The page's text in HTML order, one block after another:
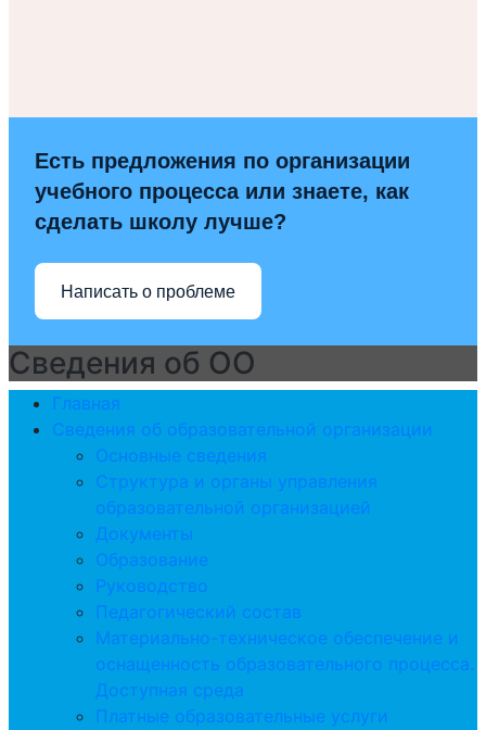
Есть предложения по организации
учебного процесса или знаете, как
сделать школу лучше?
Написать о проблеме
Сведения об ОО
Главная
Сведения об образовательной организации
Основные сведения
Структура и органы управления
образовательной организацией
Документы
Образование
Руководство
Педагогический состав
Материально-техническое обеспечение и
оснащенность образовательного процесса.
Доступная среда
Платные образовательные услуги